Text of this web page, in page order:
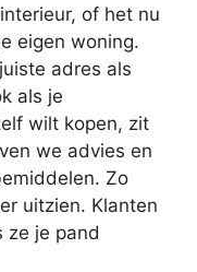
of het nu
eigen woning.
adres als
als je
wilt kopen, zit
we advies en
Zo
uitzien. Klanten
ze je pand